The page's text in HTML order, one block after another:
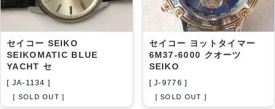
セイコー SEIKO
SEIKOMATIC BLUE
YACHT セ
[ JA-1134 ]
[ SOLD OUT ]
セイコー ヨットタイマー
6M37-6000 クオーツ
SEIKO
[ J-9776 ]
[ SOLD OUT ]